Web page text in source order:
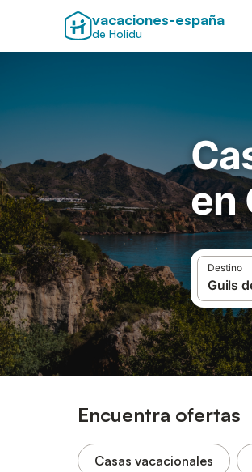
vacaciones-españa
de Holidu
en
Destino
Encuentra ofertas
Casas vacacionales